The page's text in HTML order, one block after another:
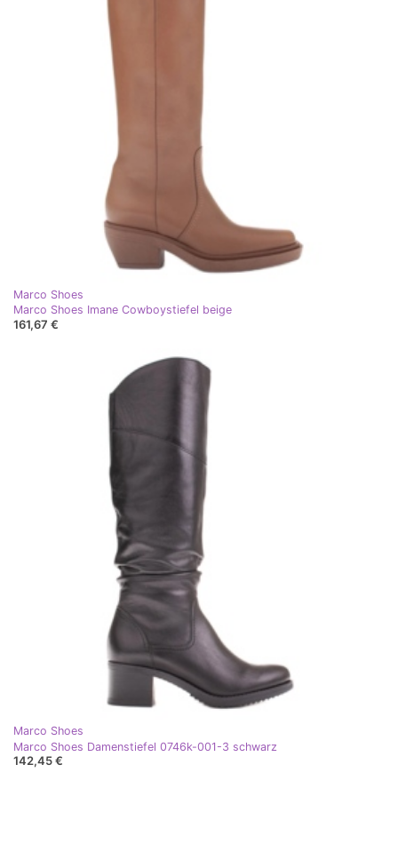
Marco Shoes
Marco Shoes Imane Cowboystiefel beige
161,67 €
Marco Shoes
Marco Shoes Damenstiefel 0746k-001-3 schwarz
142,45 €